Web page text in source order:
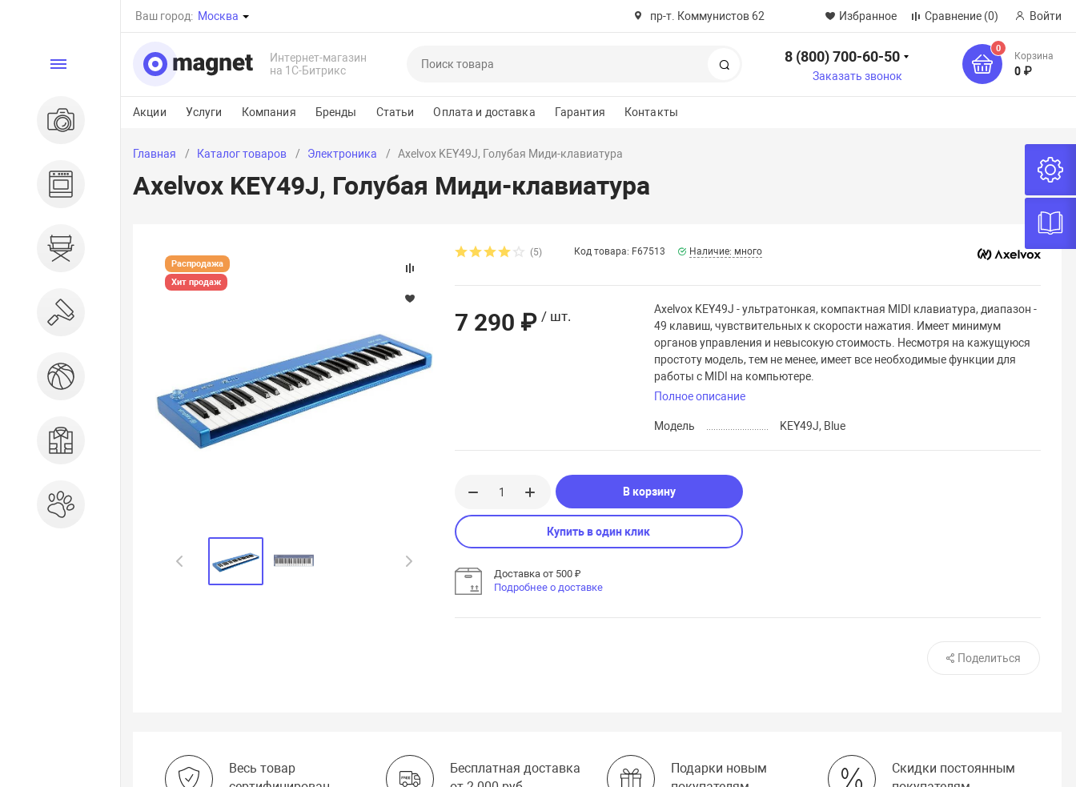
Ваш город: Москва пр-т. Коммунистов 62 Избранное Сравнение (0) Войти
Интернет-магазин
на 1С-Битрикс
8 (800) 700-60-50
Заказать звонок
0
Корзина
0 ₽
Акции Услуги Компания Бренды Статьи Оплата и доставка Гарантия Контакты
Каталог
Электроника
Бытовая техника
Одежда, обувь, аксессуары
Главная Каталог товаров Электроника Axelvox KEY49J, Голубая Миди-клавиатура
Axelvox KEY49J, Голубая Миди-клавиатура
Распродажа
Хит продаж
(5) Код товара: F67513 Наличие: много
7 290 ₽ / шт.
Axelvox KEY49J - ультратонкая, компактная MIDI клавиатура, диапазон -
49 клавиш, чувствительных к скорости нажатия. Имеет минимум
органов управления и невысокую стоимость. Несмотря на кажущуюся
простоту модель, тем не менее, имеет все необходимые функции для
работы с MIDI на компьютере.
Полное описание
Модель KEY49J, Blue
В корзину
Купить в один клик
Доставка от 500 ₽
Подробнее о доставке
Поделиться
Весь товар
Бесплатная доставка
Подарки новым
Скидки постоянным